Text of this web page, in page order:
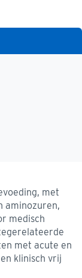
met
aminozuren,
medisch
met acute en
klinisch vrij